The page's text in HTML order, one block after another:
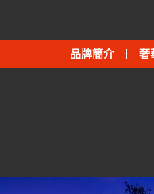
品牌簡介 奢